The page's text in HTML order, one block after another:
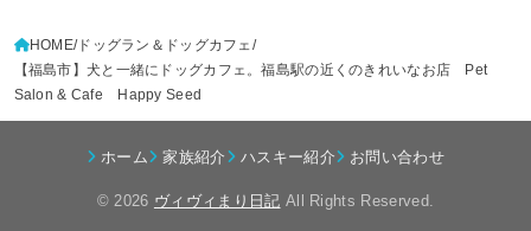
HOME ドッグラン＆ドッグカフェ
【福島市】犬と一緒にドッグカフェ。福島駅の近くのきれいなお店 Pet
Salon & Cafe Happy Seed
ホーム 家族紹介 ハスキー紹介 お問い合わせ
© 2026 ヴィヴィまり日記 All Rights Reserved.